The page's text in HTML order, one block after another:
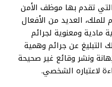
تقدم بها موظف الأمن
للملك، العديد من الأفعال
ومعنوية لجرائم
التبليغ عن جرائم وهمية
ونشر وقائع غير صحيحة
لاعتباره الشخصي.